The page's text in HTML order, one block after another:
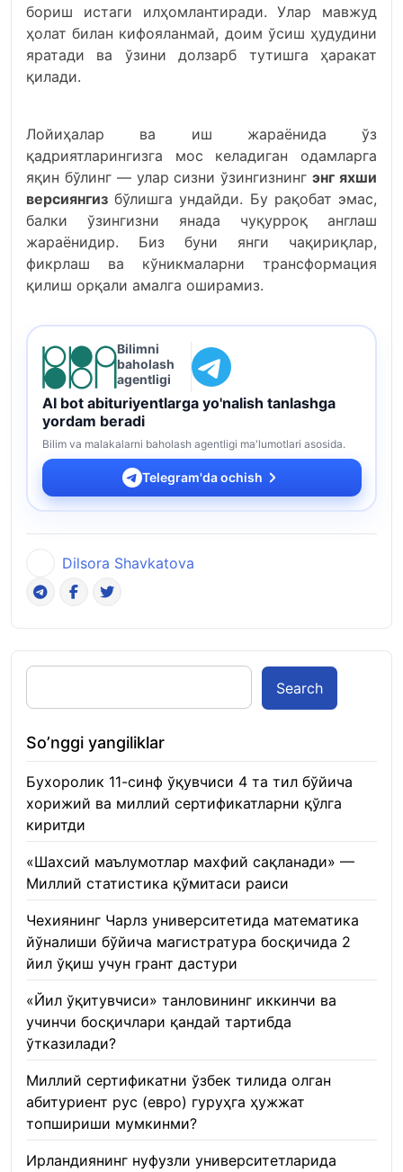
бориш истаги илҳомлантиради. Улар мавжуд
ҳолат билан кифояланмай, доим ўсиш ҳудудини
яратади ва ўзини долзарб тутишга ҳаракат
қилади.
Лойиҳалар ва иш жараёнида ўз
қадриятларингизга мос келадиган одамларга
яқин бўлинг — улар сизни ўзингизнингэнг яхши
версиянгиз бўлишга ундайди. Бу рақобат эмас,
балки ўзингизни янада чуқурроқ англаш
жараёнидир. Биз буни янги чақириқлар,
фикрлаш ва кўникмаларни трансформация
қилиш орқали амалга оширамиз.
Bilimni
baholash
agentligi
AI bot abituriyentlarga yo'nalish tanlashga
yordam beradi
Bilim va malakalarni baholash agentligi ma'lumotlari asosida.
Telegram'da ochish
Dilsora Shavkatova
Search
So’nggi yangiliklar
Бухоролик 11-синф ўқувчиси 4 та тил бўйича
хорижий ва миллий сертификатларни қўлга
киритди
«Шахсий маълумотлар махфий сақланади» —
Миллий статистика қўмитаси раиси
Чехиянинг Чарлз университетида математика
йўналиши бўйича магистратура босқичида 2
йил ўқиш учун грант дастури
«Йил ўқитувчиси» танловининг иккинчи ва
учинчи босқичлари қандай тартибда
ўтказилади?
Миллий сертификатни ўзбек тилида олган
абитуриент рус (евро) гуруҳга ҳужжат
топшириши мумкинми?
Ирландиянинг нуфузли университетларида